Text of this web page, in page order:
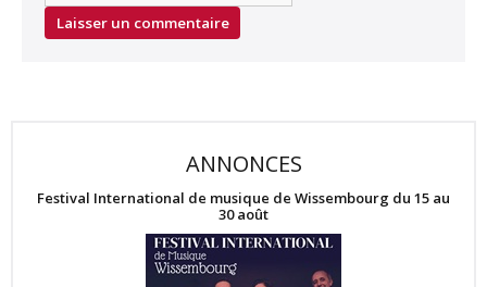
ANNONCES
Festival International de musique de Wissembourg du 15 au
30 août